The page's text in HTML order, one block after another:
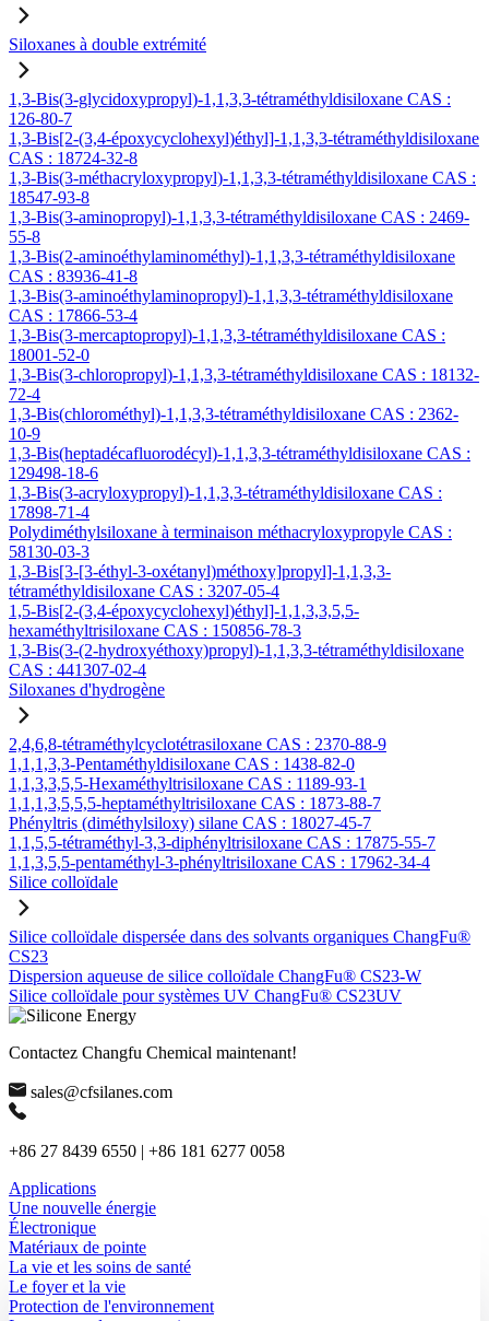
Siloxanes à double extrémité
1,3-Bis(3-glycidoxypropyl)-1,1,3,3-tétraméthyldisiloxane CAS :
126-80-7
1,3-Bis[2-(3,4-époxycyclohexyl)éthyl]-1,1,3,3-tétraméthyldisiloxane
CAS : 18724-32-8
1,3-Bis(3-méthacryloxypropyl)-1,1,3,3-tétraméthyldisiloxane CAS :
18547-93-8
1,3-Bis(3-aminopropyl)-1,1,3,3-tétraméthyldisiloxane CAS : 2469-
55-8
1,3-Bis(2-aminoéthylaminométhyl)-1,1,3,3-tétraméthyldisiloxane
CAS : 83936-41-8
1,3-Bis(3-aminoéthylaminopropyl)-1,1,3,3-tétraméthyldisiloxane
CAS : 17866-53-4
1,3-Bis(3-mercaptopropyl)-1,1,3,3-tétraméthyldisiloxane CAS :
18001-52-0
1,3-Bis(3-chloropropyl)-1,1,3,3-tétraméthyldisiloxane CAS : 18132-
72-4
1,3-Bis(chlorométhyl)-1,1,3,3-tétraméthyldisiloxane CAS : 2362-
10-9
1,3-Bis(heptadécafluorodécyl)-1,1,3,3-tétraméthyldisiloxane CAS :
129498-18-6
1,3-Bis(3-acryloxypropyl)-1,1,3,3-tétraméthyldisiloxane CAS :
17898-71-4
Polydiméthylsiloxane à terminaison méthacryloxypropyle CAS :
58130-03-3
1,3-Bis[3-[3-éthyl-3-oxétanyl)méthoxy]propyl]-1,1,3,3-
tétraméthyldisiloxane CAS : 3207-05-4
1,5-Bis[2-(3,4-époxycyclohexyl)éthyl]-1,1,3,3,5,5-
hexaméthyltrisiloxane CAS : 150856-78-3
1,3-Bis(3-(2-hydroxyéthoxy)propyl)-1,1,3,3-tétraméthyldisiloxane
CAS : 441307-02-4
Siloxanes d'hydrogène
2,4,6,8-tétraméthylcyclotétrasiloxane CAS : 2370-88-9
1,1,1,3,3-Pentaméthyldisiloxane CAS : 1438-82-0
1,1,3,3,5,5-Hexaméthyltrisiloxane CAS : 1189-93-1
1,1,1,3,5,5,5-heptaméthyltrisiloxane CAS : 1873-88-7
Phényltris (diméthylsiloxy) silane CAS : 18027-45-7
1,1,5,5-tétraméthyl-3,3-diphényltrisiloxane CAS : 17875-55-7
1,1,3,5,5-pentaméthyl-3-phényltrisiloxane CAS : 17962-34-4
Silice colloïdale
Silice colloïdale dispersée dans des solvants organiques ChangFu®
CS23
Dispersion aqueuse de silice colloïdale ChangFu® CS23-W
Silice colloïdale pour systèmes UV ChangFu® CS23UV
Contactez Changfu Chemical maintenant!
sales@cfsilanes.com
+86 27 8439 6550 | +86 181 6277 0058
Applications
Une nouvelle énergie
Électronique
Matériaux de pointe
La vie et les soins de santé
Le foyer et la vie
Protection de l'environnement